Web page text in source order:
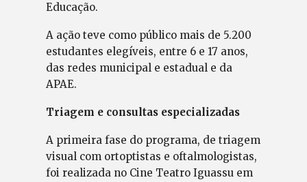
Educação.
A ação teve como público mais de 5.200
estudantes elegíveis, entre 6 e 17 anos,
das redes municipal e estadual e da
APAE.
Triagem e consultas especializadas
A primeira fase do programa, de triagem
visual com ortoptistas e oftalmologistas,
foi realizada no Cine Teatro Iguassu em